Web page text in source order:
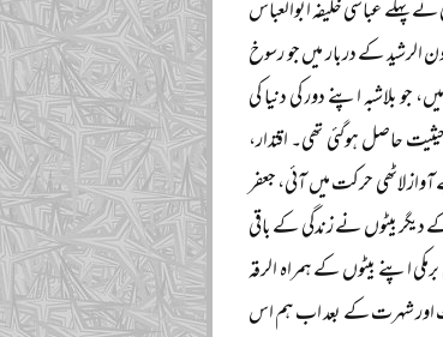
پہلے عباسی خلیفہ ابوالعباس
کے دربار میں جو رسوخ
بلاشبہ اپنے دور کی دنیا کی
حاصل ہوگئی تھی۔ اقتدار،
لاٹھی حرکت میں آئی، جعفر
دیگر بیٹوں نے زندگی کے باقی
اپنے بیٹوں کے ہمراہ الرقہ
اور شہرت کے بعد اب ہم اس